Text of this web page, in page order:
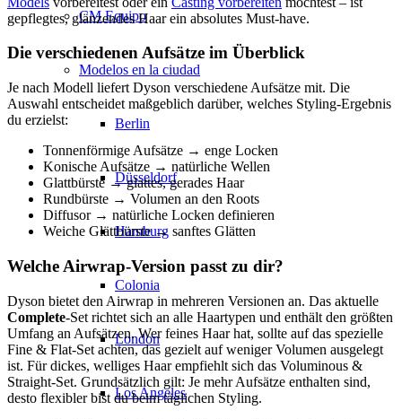
CM Equipo
Modelos en la ciudad
Berlin
Düsseldorf
Hamburg
Colonia
London
Los Angeles
gepflegtes, glänzendes Haar ein absolutes Must-have.
Die verschiedenen Aufsätze im Überblick
Je nach Modell liefert Dyson verschiedene Aufsätze mit. Die
Auswahl entscheidet maßgeblich darüber, welches Styling-Ergebnis
du erzielst:
Tonnenförmige Aufsätze → enge Locken
Konische Aufsätze → natürliche Wellen
Glattbürste → glattes, gerades Haar
Rundbürste → Volumen an den Roots
Diffusor → natürliche Locken definieren
Weiche Glättbürste → sanftes Glätten
Welche Airwrap-Version passt zu dir?
Dyson bietet den Airwrap in mehreren Versionen an. Das aktuelle
Complete-Set richtet sich an alle Haartypen und enthält den größten
Umfang an Aufsätzen. Wer feines Haar hat, sollte auf das spezielle
Fine & Flat-Set achten, das gezielt auf weniger Volumen ausgelegt
ist. Für dickes, welliges Haar empfiehlt sich das Voluminous &
Straight-Set. Grundsätzlich gilt: Je mehr Aufsätze enthalten sind,
desto flexibler bist du beim täglichen Styling.